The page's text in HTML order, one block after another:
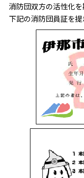
消防団双方の活性化を
下記の消防団員証を